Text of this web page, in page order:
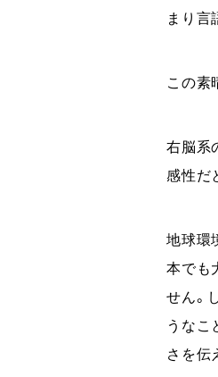
まり言
この素
右脳系
感性だ
地球環
本でも
せん。
うなこ
さを伝